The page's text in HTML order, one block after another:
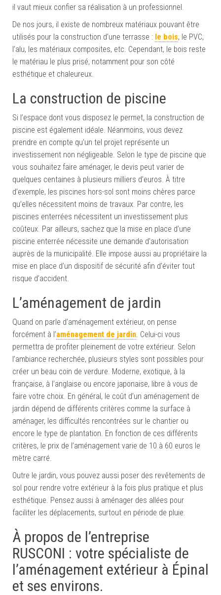
il vaut mieux confier sa réalisation à un professionnel.
De nos jours, il existe de nombreux matériaux pouvant être
utilisés pour la construction d’une terrasse : le bois, le PVC,
l’alu, les matériaux composites, etc. Cependant, le bois reste
le matériau le plus prisé, notamment pour son côté
esthétique et chaleureux.
La construction de piscine
Si l’espace dont vous disposez le permet, la construction de
piscine est également idéale. Néanmoins, vous devez
prendre en compte qu’un tel projet représente un
investissement non négligeable. Selon le type de piscine que
vous souhaitez faire aménager, le devis peut varier de
quelques centaines à plusieurs milliers d’euros. À titre
d’exemple, les piscines hors-sol sont moins chères parce
qu’elles nécessitent moins de travaux. Par contre, les
piscines enterrées nécessitent un investissement plus
coûteux. Par ailleurs, sachez que la mise en place d’une
piscine enterrée nécessite une demande d’autorisation
auprès de la municipalité. Elle impose aussi au propriétaire la
mise en place d’un dispositif de sécurité afin d’éviter tout
risque d’accident.
L’aménagement de jardin
Quand on parle d’aménagement extérieur, on pense
forcément à l’aménagement de jardin. Celui-ci vous
permettra de profiter pleinement de votre extérieur. Selon
l’ambiance recherchée, plusieurs styles sont possibles pour
créer un beau coin de verdure. Moderne, exotique, à la
française, à l’anglaise ou encore japonaise, libre à vous de
faire votre choix. En général, le coût d’un aménagement de
jardin dépend de différents critères comme la surface à
aménager, les difficultés rencontrées sur le chantier ou
encore le type de plantation. En fonction de ces différents
critères, le prix de l’aménagement varie de 10 à 60 euros le
mètre carré.
Outre le jardin, vous pouvez aussi poser des revêtements de
sol pour rendre votre extérieur à la fois plus pratique et plus
esthétique. Pensez aussi à aménager des allées pour
faciliter les déplacements, surtout en période de pluie.
À propos de l’entreprise
RUSCONI : votre spécialiste de
l’aménagement extérieur à Épinal
et ses environs.